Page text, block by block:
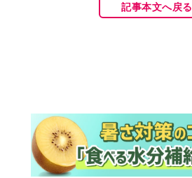
記事本文へ戻る